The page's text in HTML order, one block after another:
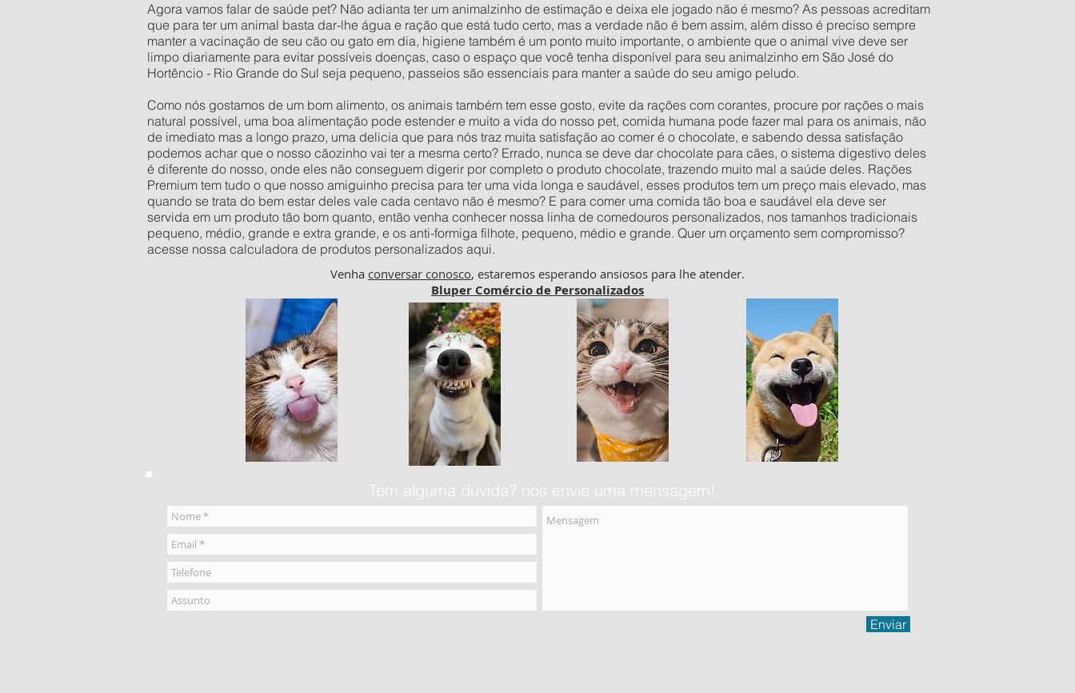
Agora vamos falar de saúde pet? Não adianta ter um animalzinho de estimação e deixa ele jogado não é mesmo? As pessoas acreditam
que para ter um animal basta dar-lhe água e ração que está tudo certo, mas a verdade não é bem assim, além disso é preciso sempre
manter a vacinação de seu cão ou gato em dia, higiene também é um ponto muito importante, o ambiente que o animal vive deve ser
limpo diariamente para evitar possíveis doenças, caso o espaço que você tenha disponível para seu animalzinho em São José do
Hortêncio - Rio Grande do Sul seja pequeno, passeios são essenciais para manter a saúde do seu amigo peludo.
Como nós gostamos de um bom alimento, os animais também tem esse gosto, evite da rações com corantes, procure por rações o mais
natural possível, uma boa alimentação pode estender e muito a vida do nosso pet, comida humana pode fazer mal para os animais, não
de imediato mas a longo prazo, uma delicia que para nós traz muita satisfação ao comer é o chocolate, e sabendo dessa satisfação
podemos achar que o nosso cãozinho vai ter a mesma certo? Errado, nunca se deve dar chocolate para cães, o sistema digestivo deles
é diferente do nosso, onde eles não conseguem digerir por completo o produto chocolate, trazendo muito mal a saúde deles. Rações
Premium tem tudo o que nosso amiguinho precisa para ter uma vida longa e saudável, esses produtos tem um preço mais elevado, mas
quando se trata do bem estar deles vale cada centavo não é mesmo? E para comer uma comida tão boa e saudável ela deve ser
servida em um produto tão bom quanto, então venha conhecer nossa linha de comedouros personalizados, nos tamanhos tradicionais
pequeno, médio, grande e extra grande, e os anti-formiga filhote, pequeno, médio e grande. Quer um orçamento sem compromisso?
acesse nossa calculadora de produtos personalizados aqui.
Venha conversar conosco, estaremos esperando ansiosos para lhe atender.
Bluper Comércio de Personalizados
Tem alguma duvida? nos envie uma mensagem!
Enviar